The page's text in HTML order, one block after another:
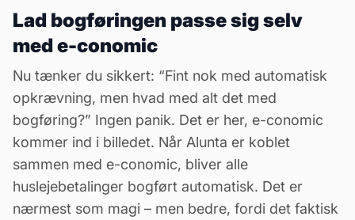
Lad bogføringen passe sig selv
med e-conomic
Nu tænker du sikkert: “Fint nok med automatisk
opkrævning, men hvad med alt det med
bogføring?” Ingen panik. Det er her, e-conomic
kommer ind i billedet. Når Alunta er koblet
sammen med e-conomic, bliver alle
huslejebetalinger bogført automatisk. Det er
nærmest som magi – men bedre, fordi det faktisk